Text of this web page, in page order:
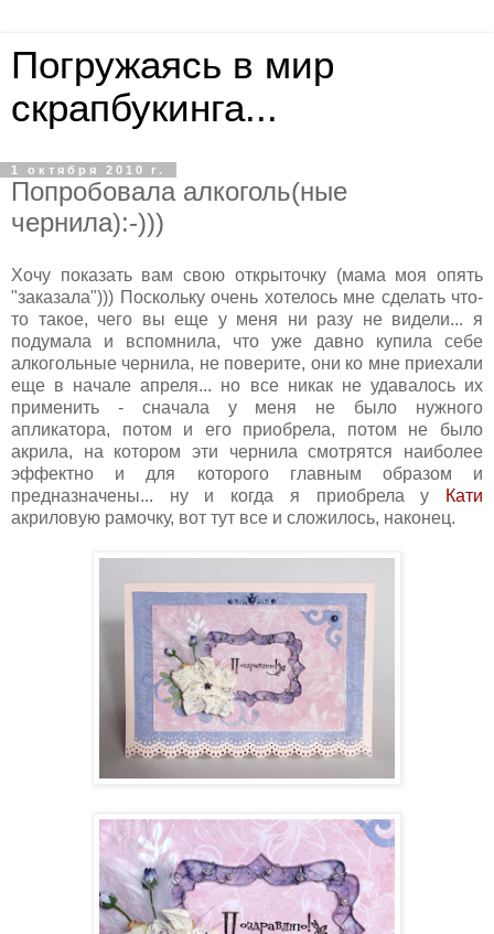
Погружаясь в мир
скрапбукинга...
1 октября 2010 г.
Попробовала алкоголь(ные
чернила):-)))
Хочу показать вам свою открыточку (мама моя опять
"заказала"))) Поскольку очень хотелось мне сделать что-
то такое, чего вы еще у меня ни разу не видели... я
подумала и вспомнила, что уже давно купила себе
алкогольные чернила, не поверите, они ко мне приехали
еще в начале апреля... но все никак не удавалось их
применить - сначала у меня не было нужного
апликатора, потом и его приобрела, потом не было
акрила, на котором эти чернила смотрятся наиболее
эффектно и для которого главным образом и
предназначены... ну и когда я приобрела у
Кати
акриловую рамочку, вот тут все и сложилось, наконец.